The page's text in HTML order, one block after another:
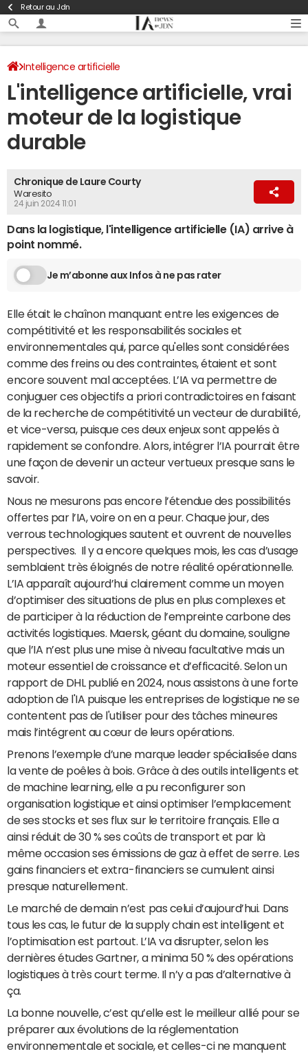
Retour au Jdn
Intelligence artificielle
L'intelligence artificielle, vrai
moteur de la logistique
durable
Chronique de Laure Courty
Waresito
24 juin 2024 11:01
Dans la logistique, l'intelligence artificielle (IA) arrive à
point nommé.
Je m’abonne aux Infos à ne pas rater
Elle était le chaînon manquant entre les exigences de
compétitivité et les responsabilités sociales et
environnementales qui, parce qu'elles sont considérées
comme des freins ou des contraintes, étaient et sont
encore souvent mal acceptées. L’IA va permettre de
conjuguer ces objectifs a priori contradictoires en faisant
de la recherche de compétitivité un vecteur de durabilité,
et vice-versa, puisque ces deux enjeux sont appelés à
rapidement se confondre. Alors, intégrer l’IA pourrait être
une façon de devenir un acteur vertueux presque sans le
savoir.
Nous ne mesurons pas encore l’étendue des possibilités
offertes par l’IA, voire on en a peur. Chaque jour, des
verrous technologiques sautent et ouvrent de nouvelles
perspectives. Il y a encore quelques mois, les cas d’usage
semblaient très éloignés de notre réalité opérationnelle.
L’IA apparaît aujourd’hui clairement comme un moyen
d’optimiser des situations de plus en plus complexes et
de participer à la réduction de l’empreinte carbone des
activités logistiques. Maersk, géant du domaine, souligne
que l’IA n’est plus une mise à niveau facultative mais un
moteur essentiel de croissance et d’efficacité. Selon un
rapport de DHL publié en 2024, nous assistons à une forte
adoption de l'IA puisque les entreprises de logistique ne se
contentent pas de l'utiliser pour des tâches mineures
mais l’intégrent au cœur de leurs opérations.
Prenons l’exemple d’une marque leader spécialisée dans
la vente de poêles à bois. Grâce à des outils intelligents et
de machine learning, elle a pu reconfigurer son
organisation logistique et ainsi optimiser l’emplacement
de ses stocks et ses flux sur le territoire français. Elle a
ainsi réduit de 30 % ses coûts de transport et par là
même occasion ses émissions de gaz à effet de serre. Les
gains financiers et extra-financiers se cumulent ainsi
presque naturellement.
Le marché de demain n’est pas celui d’aujourd’hui. Dans
tous les cas, le futur de la supply chain est intelligent et
l’optimisation est partout. L’IA va disrupter, selon les
dernières études Gartner, a minima 50 % des opérations
logistiques à très court terme. Il n’y a pas d’alternative à
ça.
La bonne nouvelle, c’est qu’elle est le meilleur allié pour se
préparer aux évolutions de la réglementation
environnementale et sociale, et celles-ci ne manquent